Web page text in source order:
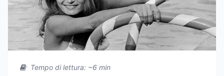
Tempo di lettura: ~6 min